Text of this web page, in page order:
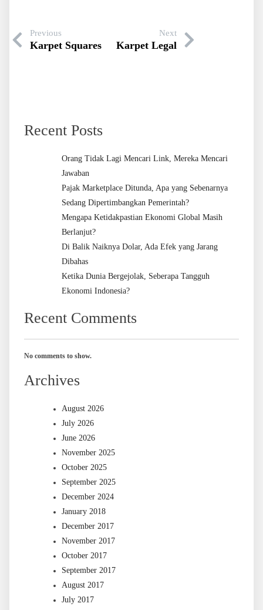
Previous
Karpet Squares
Next
Karpet Legal
Recent Posts
Orang Tidak Lagi Mencari Link, Mereka Mencari
Jawaban
Pajak Marketplace Ditunda, Apa yang Sebenarnya
Sedang Dipertimbangkan Pemerintah?
Mengapa Ketidakpastian Ekonomi Global Masih
Berlanjut?
Di Balik Naiknya Dolar, Ada Efek yang Jarang
Dibahas
Ketika Dunia Bergejolak, Seberapa Tangguh
Ekonomi Indonesia?
Recent Comments
No comments to show.
Archives
August 2026
July 2026
June 2026
November 2025
October 2025
September 2025
December 2024
January 2018
December 2017
November 2017
October 2017
September 2017
August 2017
July 2017